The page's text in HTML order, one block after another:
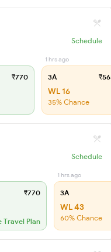
Schedule
₹770
1 hrs ago
3A
WL 16
35% Chance
Schedule
₹770
Travel Plan
1 hrs ago
3A
WL 43
60% Chance